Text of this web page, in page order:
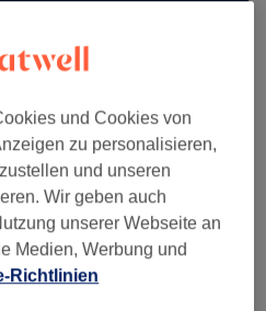
und Cookies von
zu personalisieren,
und unseren
Wir geben auch
unserer Webseite an
Medien, Werbung und
Richtlinien